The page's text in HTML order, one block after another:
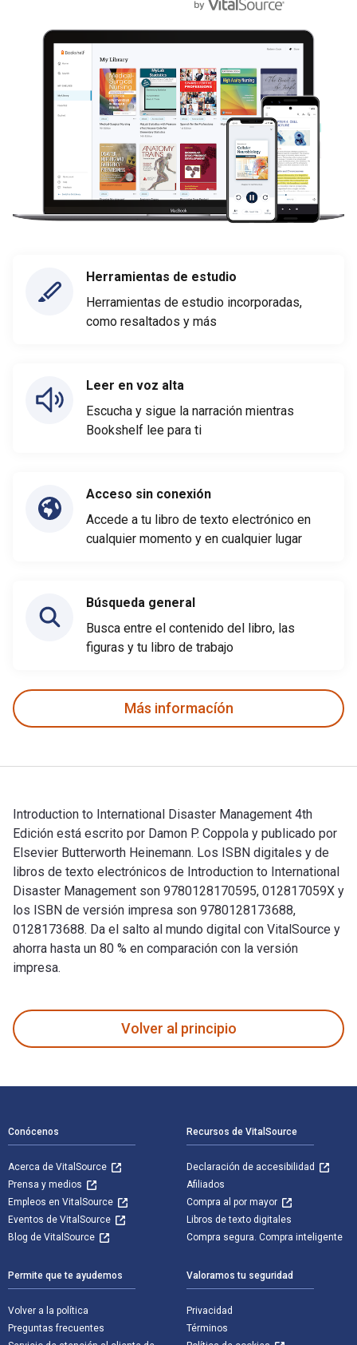
Herramientas de estudio
Herramientas de estudio incorporadas,
como resaltados y más
Leer en voz alta
Escucha y sigue la narración mientras
Bookshelf lee para ti
Acceso sin conexión
Accede a tu libro de texto electrónico en
cualquier momento y en cualquier lugar
Búsqueda general
Busca entre el contenido del libro, las
figuras y tu libro de trabajo
Más informacíón
Introduction to International Disaster Management 4th
Edición está escrito por Damon P. Coppola y publicado por
Elsevier Butterworth Heinemann. Los ISBN digitales y de
libros de texto electrónicos de Introduction to International
Disaster Management son 9780128170595, 012817059X y
los ISBN de versión impresa son 9780128173688,
0128173688. Da el salto al mundo digital con VitalSource y
ahorra hasta un 80 % en comparación con la versión
impresa.
Volver al principio
Conócenos
Acerca de VitalSource
Prensa y medios
Empleos en VitalSource
Eventos de VitalSource
Blog de VitalSource
Recursos de VitalSource
Declaración de accesibilidad
Afiliados
Compra al por mayor
Libros de texto digitales
Compra segura. Compra inteligente
Permite que te ayudemos
Volver a la política
Preguntas frecuentes
Valoramos tu seguridad
Privacidad
Términos